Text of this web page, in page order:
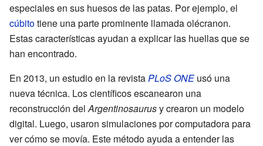
especiales en sus huesos de las patas. Por ejemplo, el
cúbitotiene una parte prominente llamada olécranon.
Estas características ayudan a explicar las huellas que se
han encontrado.
En 2013, un estudio en la revistaPLoS ONEusó una
nueva técnica. Los científicos escanearon una
reconstrucción delArgentinosaurusy crearon un modelo
digital. Luego, usaron simulaciones por computadora para
ver cómo se movía. Este método ayuda a entender las